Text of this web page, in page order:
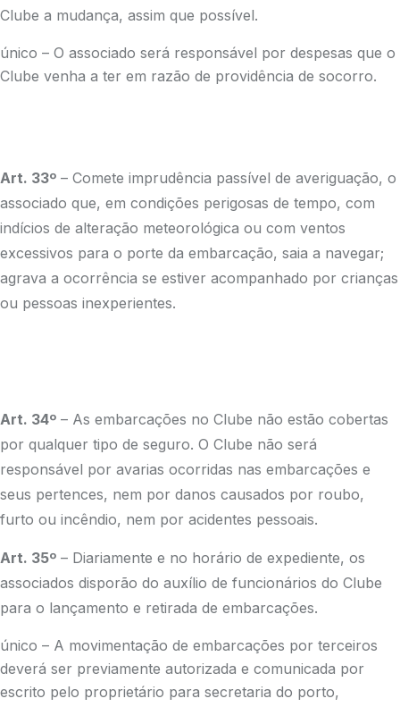
Clube a mudança, assim que possível.
único – O associado será responsável por despesas que o
Clube venha a ter em razão de providência de socorro.
Art. 33º – Comete imprudência passível de averiguação, o
associado que, em condições perigosas de tempo, com
indícios de alteração meteorológica ou com ventos
excessivos para o porte da embarcação, saia a navegar;
agrava a ocorrência se estiver acompanhado por crianças
ou pessoas inexperientes.
Art. 34º – As embarcações no Clube não estão cobertas
por qualquer tipo de seguro. O Clube não será
responsável por avarias ocorridas nas embarcações e
seus pertences, nem por danos causados por roubo,
furto ou incêndio, nem por acidentes pessoais.
Art. 35º – Diariamente e no horário de expediente, os
associados disporão do auxílio de funcionários do Clube
para o lançamento e retirada de embarcações.
único – A movimentação de embarcações por terceiros
deverá ser previamente autorizada e comunicada por
escrito pelo proprietário para secretaria do porto,